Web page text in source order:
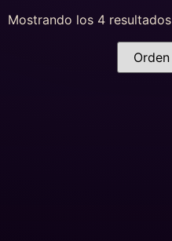
Mostrando los 4 resultados